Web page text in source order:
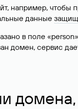
например,
данные
в поле
домен, сервис